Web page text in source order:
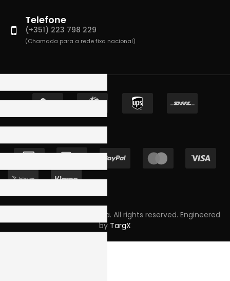
Telefone
(+351) 223 798 229
(Chamada para a rede fixa nacional)
Copyright © 2023 Skpro, Lda. All rights reserved. Engineered
by TargX